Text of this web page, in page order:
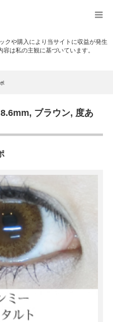
クや購入により当サイトに収益が発生
は私の主観に基づいています。
8.6mm, ブラウン, 度あ